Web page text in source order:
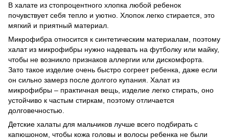
В халате из стопроцентного хлопка любой ребенок
почувствует себя тепло и уютно. Хлопок легко стирается, это
мягкий и приятный материал.
Микрофибра относится к синтетическим материалам, поэтому
халат из микрофибры нужно надевать на футболку или майку,
чтобы не возникло признаков аллергии или дискомфорта.
Зато такое изделие очень быстро согреет ребенка, даже если
он сильно замерз после долгого купания. Халат из
микрофибры – практичная вещь, изделие легко стирать, оно
устойчиво к частым стиркам, поэтому отличается
долговечностью.
Детские халаты для мальчиков лучше всего подбирать с
капюшоном, чтобы кожа головы и волосы ребенка не были